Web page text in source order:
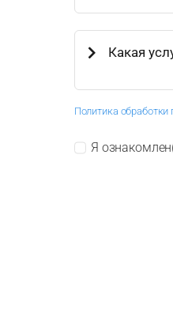
Политика
Я